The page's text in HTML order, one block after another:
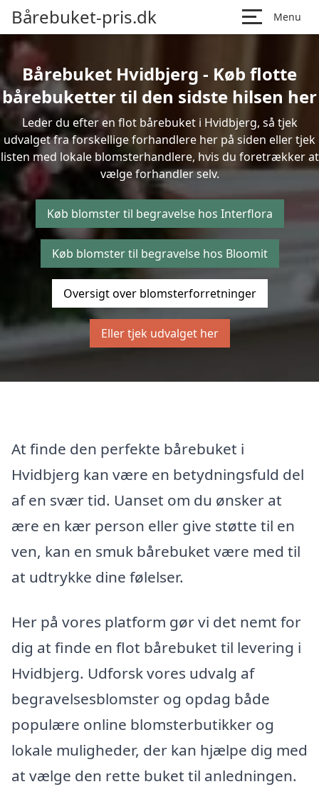
Bårebuket-pris.dk Menu
Bårebuket Hvidbjerg - Køb flotte
bårebuketter til den sidste hilsen her
Leder du efter en flot bårebuket i Hvidbjerg, så tjek
udvalget fra forskellige forhandlere her på siden eller tjek
listen med lokale blomsterhandlere, hvis du foretrækker at
vælge forhandler selv.
Køb blomster til begravelse hos Interflora
Køb blomster til begravelse hos Bloomit
Oversigt over blomsterforretninger
Eller tjek udvalget her
At finde den perfekte bårebuket i
Hvidbjerg kan være en betydningsfuld del
af en svær tid. Uanset om du ønsker at
ære en kær person eller give støtte til en
ven, kan en smuk bårebuket være med til
at udtrykke dine følelser.
Her på vores platform gør vi det nemt for
dig at finde en flot bårebuket til levering i
Hvidbjerg. Udforsk vores udvalg af
begravelsesblomster og opdag både
populære online blomsterbutikker og
lokale muligheder, der kan hjælpe dig med
at vælge den rette buket til anledningen.